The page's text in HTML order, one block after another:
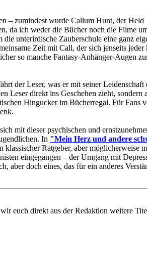
– zumindest wurde Callum Hunt, der Held
da ich weder die Bücher noch die Filme
die unterirdische Zauberschule eine ganz
Zeit mit Call, der sich jenseits jeder
so manche Fantasy-Anhänger-Augen
der Leser, was er mit seiner
Leser direkt ins Geschehen zieht, sondern
Hingucker im Bücherregal. Für Fans
mit dieser psychischen und
In "Mein Herz und andere
Ratgeber, aber möglicherweise
eingegangen – der Umgang mit
doch eines, das für ein anderes
euch direkt aus der Redaktion weitere